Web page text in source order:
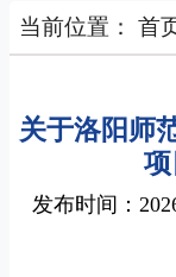
当前位置： 首
关于洛阳师
发布时间：